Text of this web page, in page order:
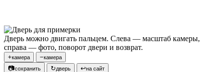
Дверь можно двигать пальцем. Слева — масштаб камеры,
справа — фото, поворот двери и возврат.
+камера −камера
📷сохранить ↻дверь ↩на сайт